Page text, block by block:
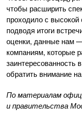
чтобы расширить
проходило с
подводя итоги
оценки, данные нам
компаниям, которые
заинтересованность
обратить внимание
По материалам
и правительства